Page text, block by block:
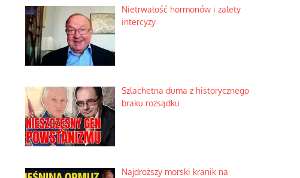
Nietrwałość hormonów i zalety
intercyzy
Szlachetna duma z historycznego
braku rozsądku
Najdroższy morski kranik na